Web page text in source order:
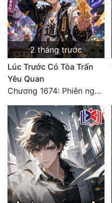
Đẹp
Đẹp Hiệp
Tính Cách Nhân Vật :
Cơ Trí
Vô Sỉ
Điềm Đạm
2 tháng trước
Lúc Trước Có Tòa Trấn
Yêu Quan
Chương 1674: Phiên ngoại số mệnh, luân hồi